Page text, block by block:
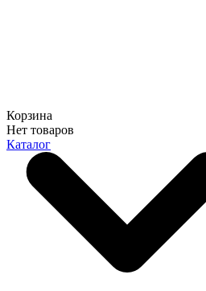
Корзина
Нет товаров
Каталог